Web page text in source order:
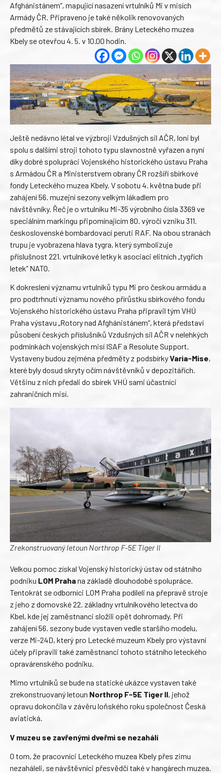
Afghánistánem“, mapující nasazení vrtulníků Mi v misích
Armády ČR. Připraveno je také několik renovovaných
předmětů ze stávajících sbírek. Brány Leteckého muzea
Kbely se otevřou 4. 5. v 10.00 hodin.
Ještě nedávno létal ve výzbroji Vzdušných sil AČR, loni byl
spolu s dalšími stroji tohoto typu slavnostně vyřazen a nyní
díky dobré spolupráci Vojenského historického ústavu Praha
s Armádou ČR a Ministerstvem obrany ČR rozšíří sbírkové
fondy Leteckého muzea Kbely. V sobotu 4. května bude při
zahájení 56. muzejní sezony velkým lákadlem pro
návštěvníky. Řeč je o vrtulníku Mi-35 výrobního čísla 3369 ve
speciálním markingu připomínajícím 80. výročí vzniku 311.
československé bombardovací peruti RAF. Na obou stranách
trupu je vyobrazena hlava tygra, který symbolizuje
příslušnost 221. vrtulníkové letky k asociaci elitních „tygřích
letek“ NATO.
K dokreslení významu vrtulníků typu Mi pro českou armádu a
pro podtrhnutí významu nového přírůstku sbírkového fondu
Vojenského historického ústavu Praha připravil tým VHÚ
Praha výstavu „Rotory nad Afghánistánem“, která představí
působení českých příslušníků Vzdušných sil AČR v nelehkých
podmínkách vojenských misí ISAF a Resolute Support.
Vystaveny budou zejména předměty z podsbírkyVaria-Mise,
které byly dosud skryty očím návštěvníků v depozitářích.
Většinu z nich předali do sbírek VHÚ sami účastníci
zahraničních misí.
Zrekonstruovaný letoun Northrop F-5E Tiger II
Velkou pomoc získal Vojenský historický ústav od státního
podniku LOM Prahana základě dlouhodobé spolupráce.
Tentokrát se odborníci LOM Praha podíleli na přepravě stroje
z jeho z domovské 22. základny vrtulníkového letectva do
Kbel, kde jej zaměstnanci složili opět dohromady. Při
zahájení 56. sezony bude vystaven vedle staršího modelu,
verze Mi-24D, který pro Letecké muzeum Kbely pro výstavní
účely připravili také zaměstnanci tohoto státního leteckého
opravárenského podniku.
Mimo vrtulníků se bude na statické ukázce vystaven také
zrekonstruovaný letoun Northrop F-5E Tiger II, jehož
opravu dokončila v závěru loňského roku společnost Česká
aviatická.
V muzeu se zavřenými dveřmi se nezahálí
O tom, že pracovníci Leteckého muzea Kbely přes zimu
nezaháleli, se návštěvníci přesvědčí také v hangárech muzea.